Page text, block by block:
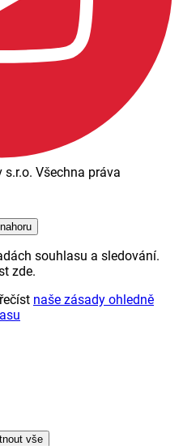
Všechna práva
souhlasu a sledování.
zde.
naše zásady ohledně
vše